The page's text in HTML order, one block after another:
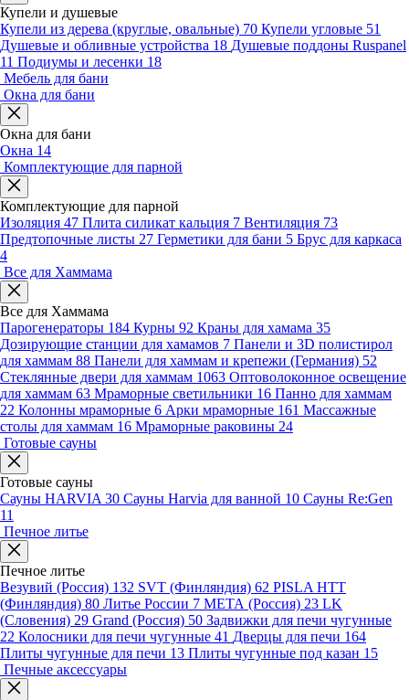
Купели и душевые
Купели из дерева (круглые, овальные) 70 Купели угловые 51
Душевые и обливные устройства 18 Душевые поддоны Ruspanel
11 Подиумы и лесенки 18
Мебель для бани
Окна для бани
Окна для бани
Окна 14
Комплектующие для парной
Комплектующие для парной
Изоляция 47 Плита силикат кальция 7 Вентиляция 73
Предтопочные листы 27 Герметики для бани 5 Брус для каркаса
4
Все для Хаммама
Все для Хаммама
Парогенераторы 184 Курны 92 Краны для хамама 35
Дозирующие станции для хамамов 7 Панели и 3D полистирол
для хаммам 88 Панели для хаммам и крепежи (Германия) 52
Стеклянные двери для хаммам 1063 Оптоволоконное освещение
для хаммам 63 Мраморные светильники 16 Панно для хаммам
22 Колонны мраморные 6 Арки мраморные 161 Массажные
столы для хаммам 16 Мраморные раковины 24
Готовые сауны
Готовые сауны
Сауны HARVIA 30 Сауны Harvia для ванной 10 Сауны Re:Gen
11
Печное литье
Печное литье
Везувий (Россия) 132 SVT (Финляндия) 62 PISLA HTT
(Финляндия) 80 Литье России 7 МЕТА (Россия) 23 LK
(Словения) 29 Grand (Россия) 50 Задвижки для печи чугунные
22 Колосники для печи чугунные 41 Дверцы для печи 164
Плиты чугунные для печи 13 Плиты чугунные под казан 15
Печные аксессуары